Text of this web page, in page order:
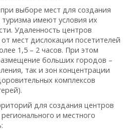
выборе мест для создания
туризма имеют условия их
Удаленность центров
мест дислокации посетителей
1,5 – 2 часов. При этом
больших городов –
так и зон концентрации
комплексов
для создания центров
и местного